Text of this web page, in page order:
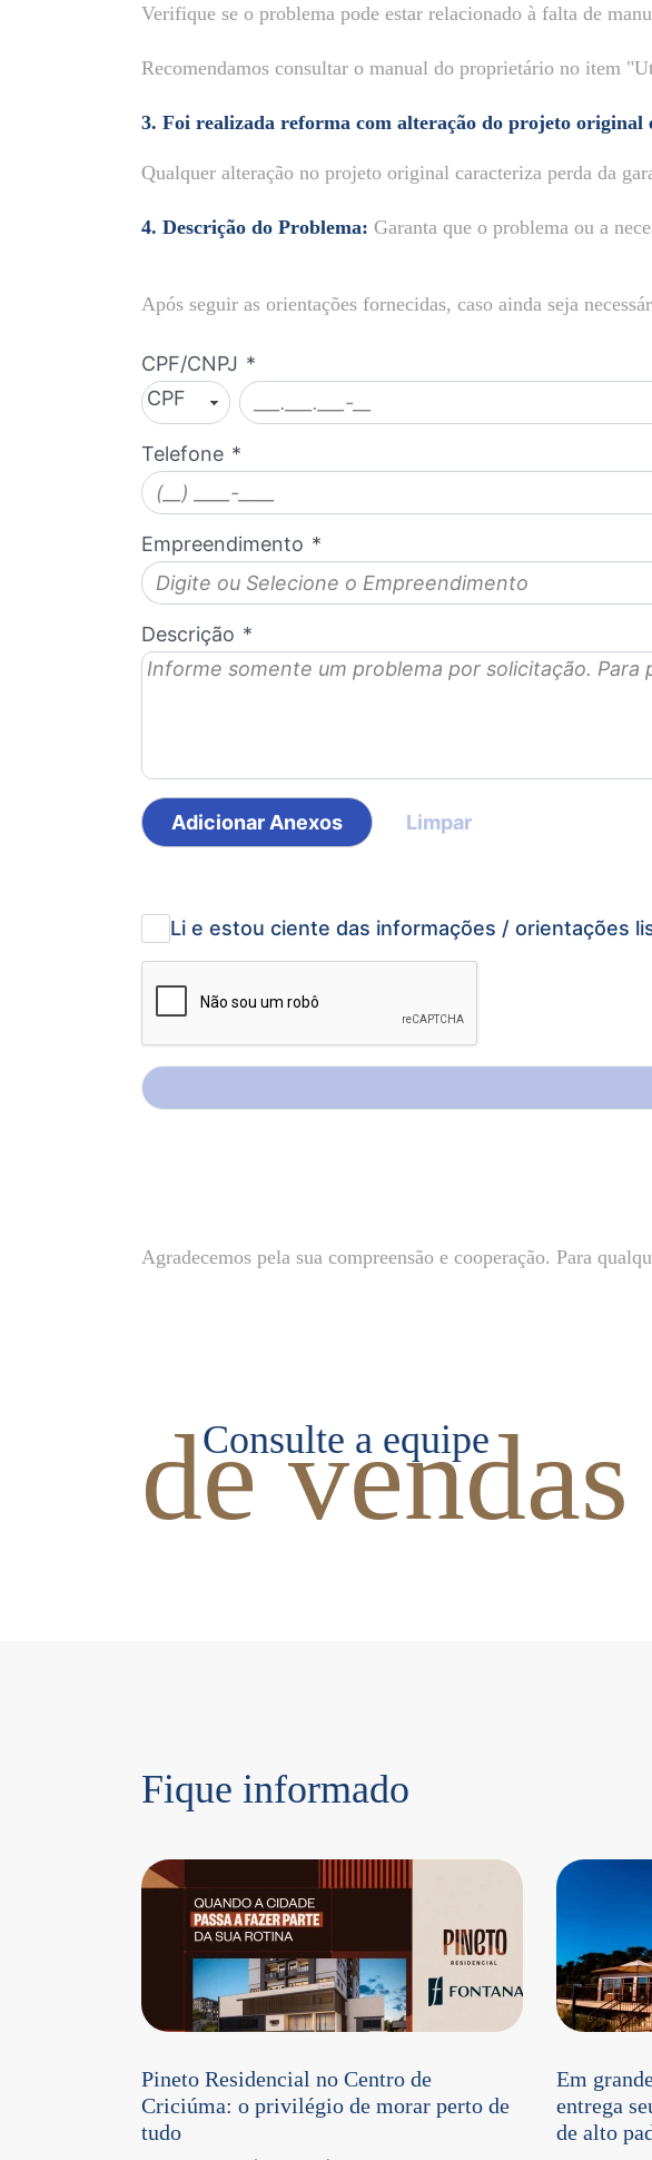
Verifique se o problema pode estar relacionado à falta de
Recomendamos consultar o manual do proprietário no item
3. Foi realizada reforma com alteração do projeto original
Qualquer alteração no projeto original caracteriza perda da
4. Descrição do Problema: Garanta que o problema ou a
Após seguir as orientações fornecidas, caso ainda seja
Agradecemos pela sua compreensão e cooperação. Para
Consulte a equipe
de vendas
Fique informado
Pineto Residencial no Centro de
Criciúma: o privilégio de morar perto de
tudo
Em
entrega
de alto